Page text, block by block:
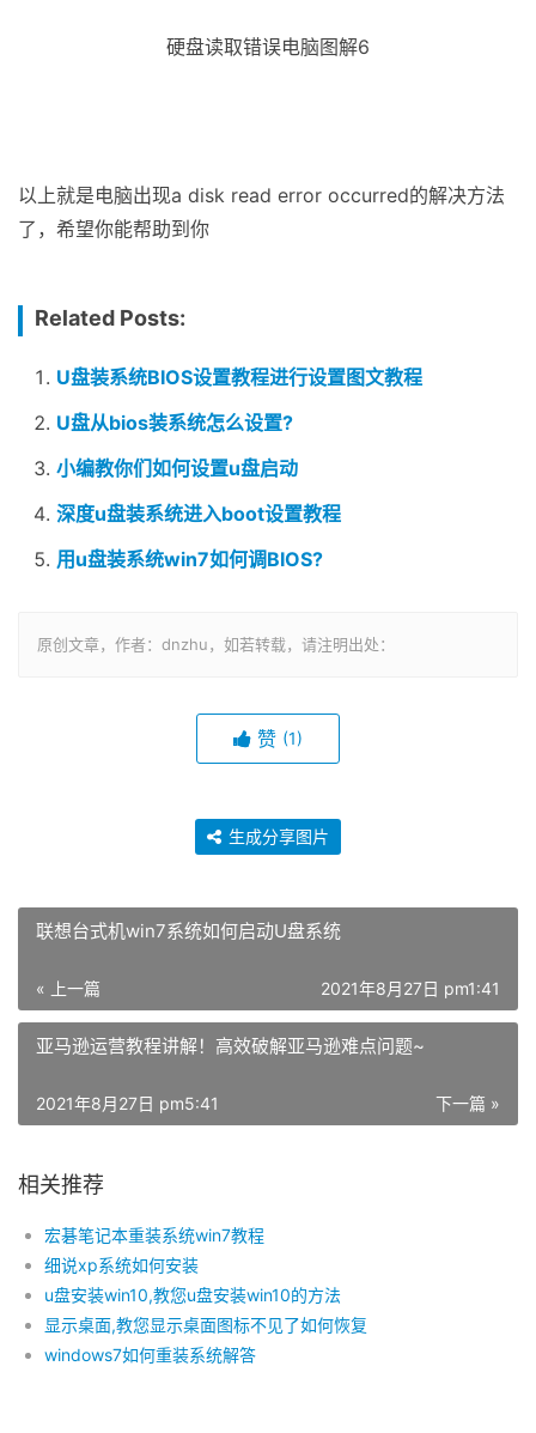
硬盘读取错误电脑图解6
U盘从bios装系统怎么设置?
深度u盘装系统进入boot设置教程
用u盘装系统win7如何调BIOS?
赞
生成分享图片